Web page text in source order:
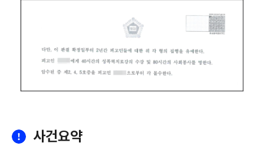
사건요약